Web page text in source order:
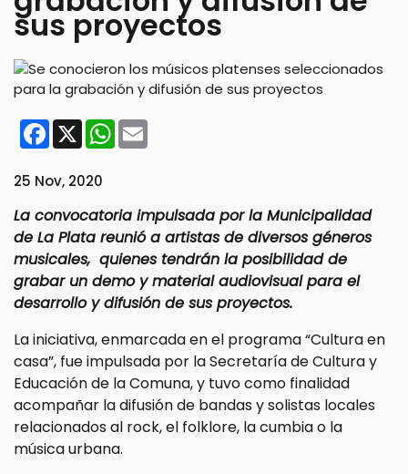
sus proyectos
Facebook
X WhatsApp
Email
25 Nov, 2020
La convocatoria impulsada por la Municipalidad
de La Plata reunió a artistas de diversos géneros
musicales, quienes tendrán la posibilidad de
grabar un demo y material audiovisual para el
desarrollo y difusión de sus proyectos.
La iniciativa, enmarcada en el programa “Cultura en
casa”, fue impulsada por la Secretaría de Cultura y
Educación de la Comuna, y tuvo como finalidad
acompañar la difusión de bandas y solistas locales
relacionados al rock, el folklore, la cumbia o la
música urbana.